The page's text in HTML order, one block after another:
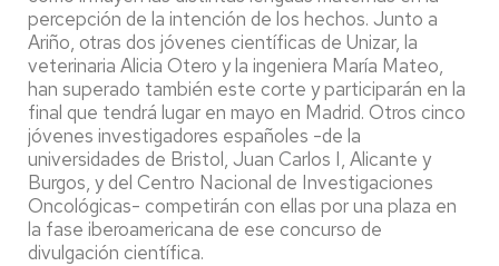
percepción de la intención de los hechos. Junto a
Ariño, otras dos jóvenes científicas de Unizar, la
veterinaria Alicia Otero y la ingeniera María Mateo,
han superado también este corte y participarán en la
final que tendrá lugar en mayo en Madrid. Otros cinco
jóvenes investigadores españoles -de la
universidades de Bristol, Juan Carlos I, Alicante y
Burgos, y del Centro Nacional de Investigaciones
Oncológicas- competirán con ellas por una plaza en
la fase iberoamericana de ese concurso de
divulgación científica.